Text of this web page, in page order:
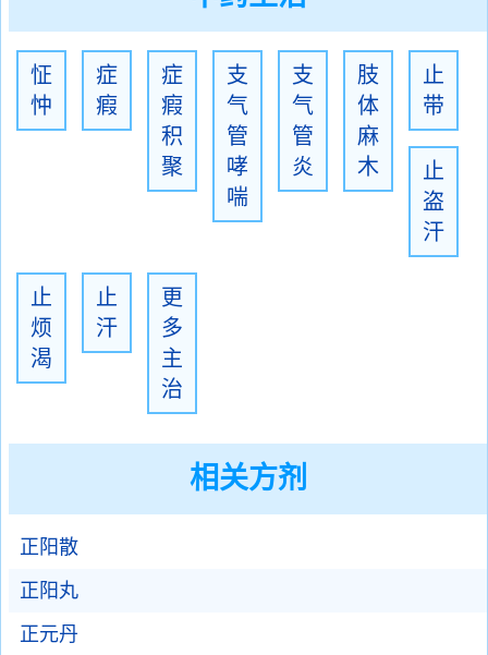
怔
忡
症
瘕
症
瘕
积
聚
支
气
管
哮
喘
支
气
管
炎
肢
体
麻
木
止
带
止
盗
汗
止
烦
渴
止
汗
更
多
主
治
相关方剂
正阳散
正阳丸
正元丹